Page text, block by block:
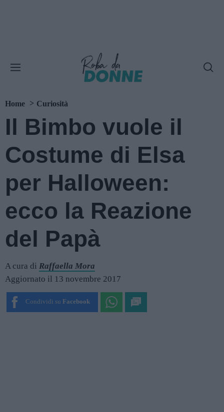
Home Curiosità
Il Bimbo vuole il
Costume di Elsa
per Halloween:
ecco la Reazione
del Papà
A cura di Raffaella Mora
Aggiornato il 13 novembre 2017
Condividi su Facebook